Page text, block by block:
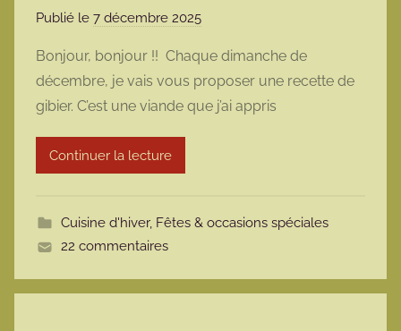
Publié le 7 décembre 2025
r
m
a
t
Bonjour, bonjour !! Chaque dimanche de
décembre, je vais vous proposer une recette de
gibier. C’est une viande que j’ai appris
Continuer la lecture
Cuisine d'hiver, Fêtes & occasions spéciales
22 commentaires